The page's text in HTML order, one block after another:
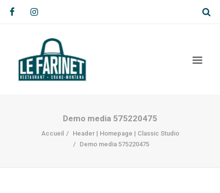
Demo media 575220475
Accueil
Header | Homepage | Classic Studio
Demo media 575220475